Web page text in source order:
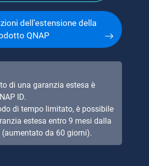
dell’estensione della
QNAP
di una garanzia estesa è
ID.
di tempo limitato, è possibile
estesa entro 9 mesi dalla
da 60 giorni).